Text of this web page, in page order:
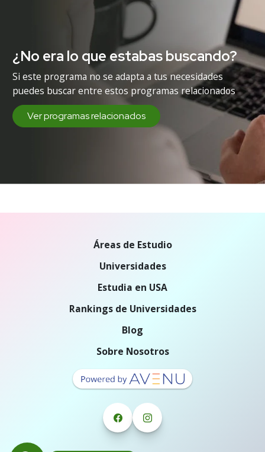
¿No era lo que estabas buscando?
Si este programa no se adapta a tus necesidades
puedes buscar entre estos programas relacionados
Ver programas relacionados
Áreas de Estudio
Universidades
Estudia en USA
Rankings de Universidades
Blog
Sobre Nosotros